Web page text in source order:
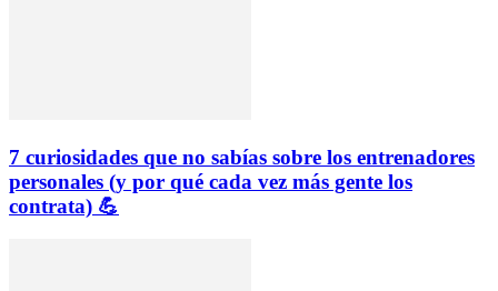
7 curiosidades que no sabías sobre los entrenadores
personales (y por qué cada vez más gente los
contrata) 💪